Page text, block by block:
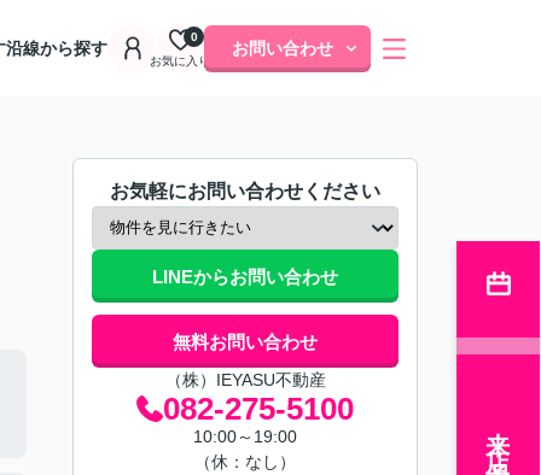
沿線から探す
お気に入り
0
お問い合わせ
お気軽にお問い合わせください
LINEからお問い合わせ
無料お問い合わせ
（株）IEYASU不動産
082-275-5100
10:00～19:00
（休：なし）
来店予約